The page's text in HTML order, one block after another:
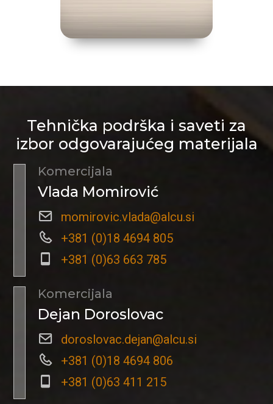
Tehnička podrška i saveti za
izbor odgovarajućeg materijala
Komercijala
Vlada Momirović
momirovic.vlada@alcu.si
+381 (0)18 4694 805
+381 (0)63 663 785
Komercijala
Dejan Doroslovac
doroslovac.dejan@alcu.si
+381 (0)18 4694 806
+381 (0)63 411 215